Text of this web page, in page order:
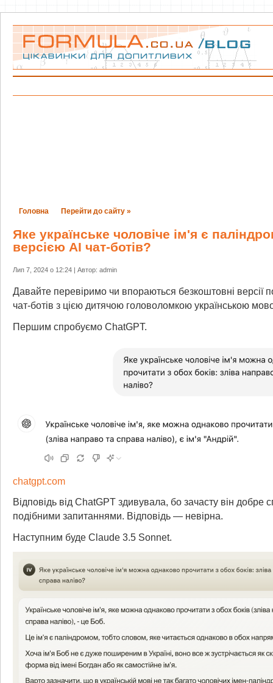
Головна Перейти до сайту »
Яке українське чоловіче ім'я є
версією AI чат-ботів?
Лип 7, 2024 о 12:24 | Автор: admin
Давайте перевіримо чи впораються безкоштовні версії
чат-ботів з цією дитячою головоломкою українською
Першим спробуємо ChatGPT.
chatgpt.com
Відповідь від ChatGPT здивувала, бо зачасту він добре
подібними запитаннями. Відповідь — невірна.
Наступним буде Claude 3.5 Sonnet.